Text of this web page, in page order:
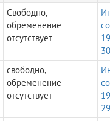
Свободно,
обременение
отсутствует
свободно,
обременение
отсутствует